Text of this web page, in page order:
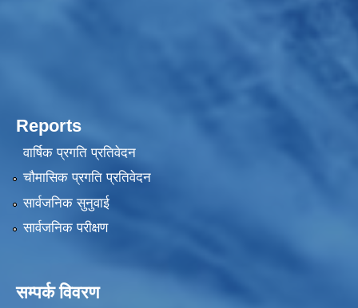
Reports
वार्षिक प्रगति प्रतिवेदन
चौमासिक प्रगति प्रतिवेदन
सार्वजनिक सुनुवाई
सार्वजनिक परीक्षण
सम्पर्क विवरण